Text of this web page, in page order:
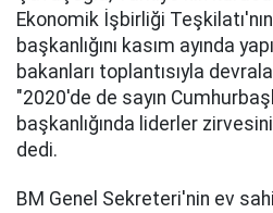
Ekonomik İşbirliği
başkanlığını kasım ayında
bakanları toplantısıyla
"2020'de de sayın
başkanlığında liderler
dedi.
BM Genel Sekreteri'nin ev